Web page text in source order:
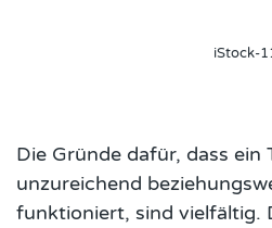
iStock-
Die Gründe dafür, dass ein
unzureichend
funktioniert, sind vielfältig.